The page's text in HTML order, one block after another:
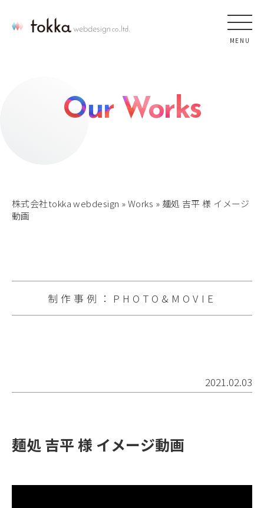
MENU
Our Works
株式会社tokka webdesign »Works » 麺処 吉平 様 イメージ
動画
制作事例：PHOTO&MOVIE
2021.02.03
麺処 吉平 様 イメージ動画